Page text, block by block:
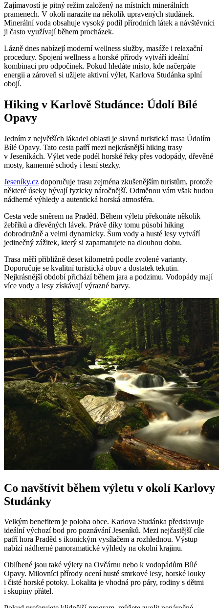
Zajímavostí je pitný režim založený na místních minerálních
pramenech. V okolí narazíte na několik upravených studánek.
Minerální voda obsahuje vysoký podíl přírodních látek a návštěvníci
ji často využívají během procházek.
Lázně dnes nabízejí moderní wellness služby, masáže i relaxační
procedury. Spojení wellness a horské přírody vytváří ideální
kombinaci pro odpočinek. Pokud hledáte místo, kde načerpáte
energii a zároveň si užijete aktivní výlet, Karlova Studánka splní
obojí.
Hiking v Karlově Studánce: Údolí Bílé
Opavy
Jedním z největších lákadel oblasti je slavná turistická trasa Údolím
Bílé Opavy. Tato cesta patří mezi nejkrásnější hiking trasy
v Jeseníkách. Výlet vede podél horské řeky přes vodopády, dřevěné
mosty, kamenné schody i lesní stezky.
Jeseníky.cz doporučuje trasu zejména zkušenějším turistům, protože
některé úseky bývají fyzicky náročnější. Odměnou vám však budou
nádherné výhledy a autentická horská atmosféra.
Cesta vede směrem na Praděd. Během výletu překonáte několik
žebříků a dřevěných lávek. Právě díky tomu působí hiking
dobrodružně a velmi dynamicky. Šum vody a husté lesy vytváří
jedinečný zážitek, který si zapamatujete na dlouhou dobu.
Trasa měří přibližně deset kilometrů podle zvolené varianty.
Doporučuje se kvalitní turistická obuv a dostatek tekutin.
Nejkrásnější období přichází během jara a podzimu. Vodopády mají
více vody a lesy získávají výrazné barvy.
Co navštívit během výletu v okolí Karlovy
Studánky
Velkým benefitem je poloha obce. Karlova Studánka představuje
ideální výchozí bod pro poznávání Jeseníků. Mezi nejčastější cíle
patří hora Praděd s ikonickým vysílačem a rozhlednou. Výstup
nabízí nádherné panoramatické výhledy na okolní krajinu.
Oblíbené jsou také výlety na Ovčárnu nebo k vodopádům Bílé
Opavy. Milovníci přírody ocení husté smrkové lesy, horské louky
i čisté horské potoky. Lokalita je vhodná pro páry, rodiny s dětmi
i skupiny přátel.